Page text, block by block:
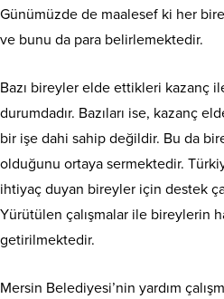
Günümüzde de maalesef ki her
ve bunu da para belirlemektedir.
Bazı bireyler elde ettikleri kazanç
durumdadır. Bazıları ise, kazanç
bir işe dahi sahip değildir. Bu da
olduğunu ortaya sermektedir.
ihtiyaç duyan bireyler için destek
Yürütülen çalışmalar ile bireylerin
getirilmektedir.
Mersin Belediyesi’nin yardım